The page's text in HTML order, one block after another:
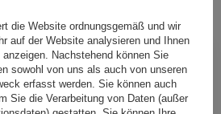
IN DEN WARENKORB
die Website ordnungsgemäß und wir
auf der Website analysieren und Ihnen
Nachstehend können Sie
sowohl von uns als auch von unseren
erfasst werden. Sie können auch
Sie die Verarbeitung von Daten (außer